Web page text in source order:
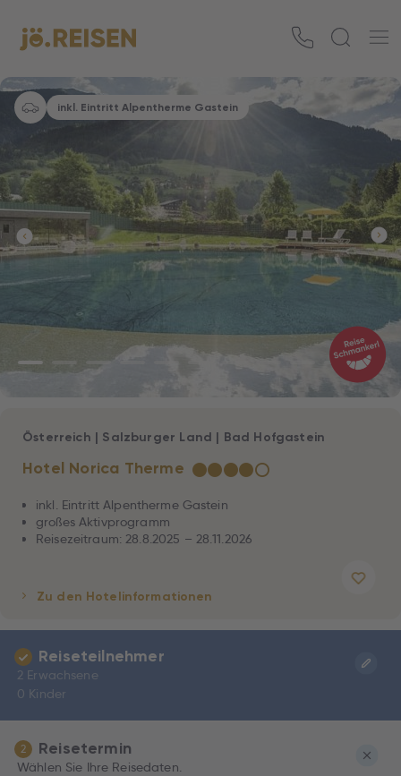
inkl. Eintritt Alpentherme Gastein
Hotel Norica Therme ★★★★☆
Österreich | Salzburger Land | Bad Hofgastein
inkl. Eintritt Alpentherme Gastein
großes Aktivprogramm
Reisezeitraum: 28.8.2025 – 28.11.2026
Zu den Hotelinformationen
Reiseteilnehmer
2 Erwachsene
0 Kinder
2 Reisetermin
Wählen Sie Ihre Reisedaten.